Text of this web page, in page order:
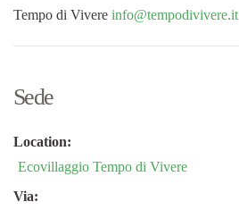
Tempo di Vivere info@tempodivivere.it
Sede
Location:
Ecovillaggio Tempo di Vivere
Via: